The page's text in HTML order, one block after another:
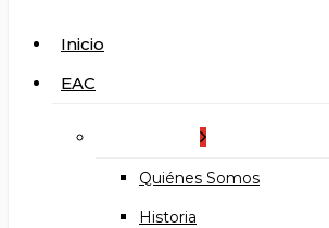
search
Menu
Inicio
EAC
Quiénes Somos
Historia